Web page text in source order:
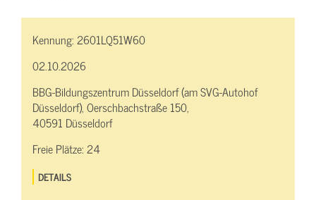
Kennung:2601LQ51W60
02.10.2026
BBG-Bildungszentrum Düsseldorf (am SVG-Autohof
Düsseldorf), Oerschbachstraße 150,
40591 Düsseldorf
Freie Plätze:24
DETAILS